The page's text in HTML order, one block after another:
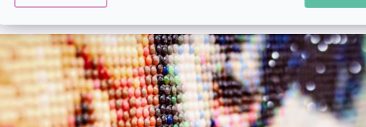
Jesteś gotowy na błyszczącą artystyczną zabawę?